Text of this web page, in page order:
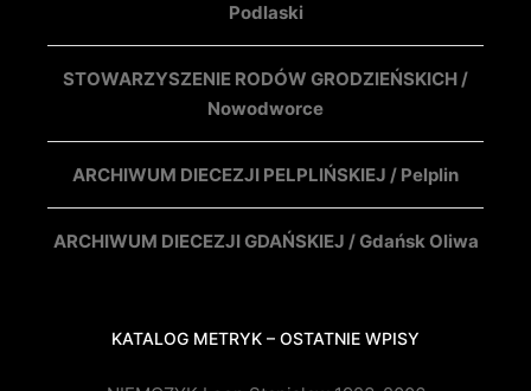
Podlaski
STOWARZYSZENIE RODÓW GRODZIEŃSKICH /
Nowodworce
ARCHIWUM DIECEZJI PELPLIŃSKIEJ / Pelplin
ARCHIWUM DIECEZJI GDAŃSKIEJ / Gdańsk Oliwa
KATALOG METRYK – OSTATNIE WPISY